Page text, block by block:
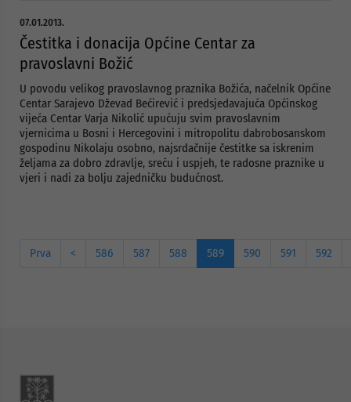
07.01.2013.
Čestitka i donacija Općine Centar za
pravoslavni Božić
U povodu velikog pravoslavnog praznika Božića, načelnik Općine
Centar Sarajevo Dževad Bećirević i predsjedavajuća Općinskog
vijeća Centar Varja Nikolić upućuju svim pravoslavnim
vjernicima u Bosni i Hercegovini i mitropolitu dabrobosanskom
gospodinu Nikolaju osobno, najsrdačnije čestitke sa iskrenim
željama za dobro zdravlje, sreću i uspjeh, te radosne praznike u
vjeri i nadi za bolju zajedničku budućnost.
Prva < 586 587 588 589 590 591 592